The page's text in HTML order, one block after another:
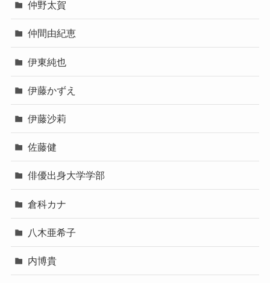
仲野太賀
仲間由紀恵
伊東純也
伊藤かずえ
伊藤沙莉
佐藤健
俳優出身大学学部
倉科カナ
八木亜希子
内博貴